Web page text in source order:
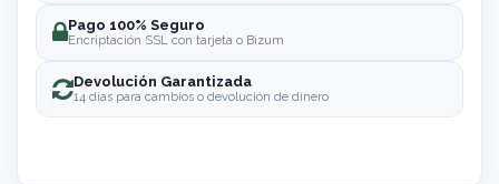
Pago 100% Seguro
Encriptación SSL con tarjeta o Bizum
Devolución Garantizada
14 días para cambios o devolución de dinero